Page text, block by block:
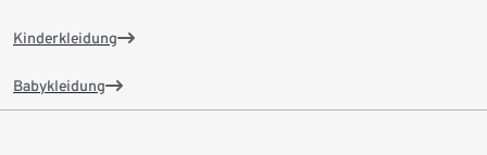
Kinderkleidung
Babykleidung